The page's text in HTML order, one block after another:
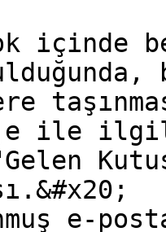
içinde